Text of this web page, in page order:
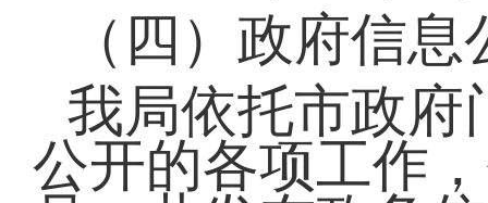
（四）政府信
我局依托市政府
公开的各项工作